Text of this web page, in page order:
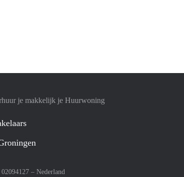
je makkelijk je Huurwoning
– Nederland